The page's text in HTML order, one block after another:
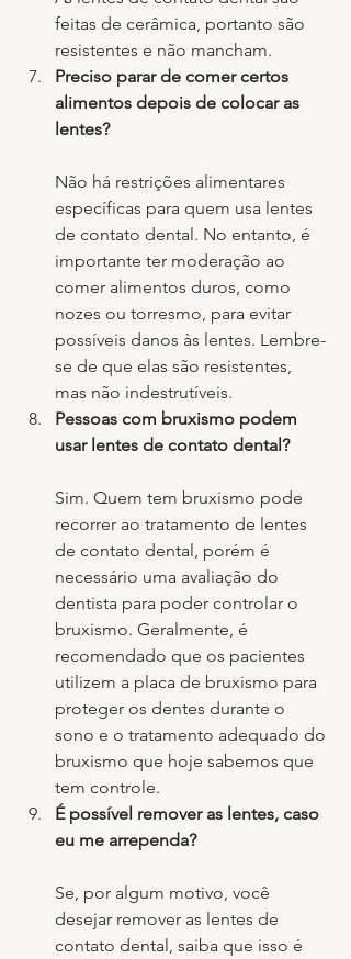
feitas de cerâmica, portanto são
resistentes e não mancham.
Preciso parar de comer certos
alimentos depois de colocar as
lentes?
Não há restrições alimentares
específicas para quem usa lentes
de contato dental. No entanto, é
importante ter moderação ao
comer alimentos duros, como
nozes ou torresmo, para evitar
possíveis danos às lentes. Lembre-
se de que elas são resistentes,
mas não indestrutíveis.
Pessoas com bruxismo podem
usar lentes de contato dental?
Sim. Quem tem bruxismo pode
recorrer ao tratamento de lentes
de contato dental, porém é
necessário uma avaliação do
dentista para poder controlar o
bruxismo. Geralmente, é
recomendado que os pacientes
utilizem a placa de bruxismo para
proteger os dentes durante o
sono e o tratamento adequado do
bruxismo que hoje sabemos que
tem controle.
É possível remover as lentes, caso
eu me arrependa?
Se, por algum motivo, você
desejar remover as lentes de
contato dental, saiba que isso é